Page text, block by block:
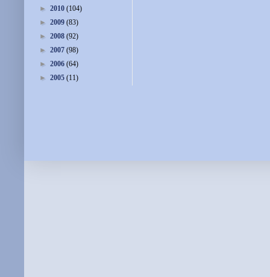
► 2010 (104)
► 2009 (83)
► 2008 (92)
► 2007 (98)
► 2006 (64)
► 2005 (11)